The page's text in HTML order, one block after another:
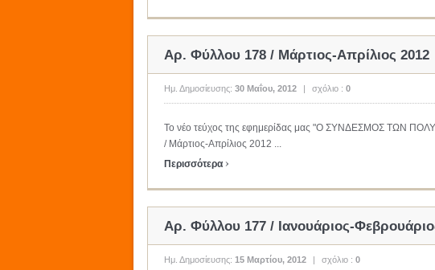
Αρ. Φύλλου 178 / Μάρτιος-Απρίλιος 2012
Ημ. Δημοσίευσης: 30 Μαΐου, 2012 | σχόλιο : 0
Το νέο τεύχος της εφημερίδας μας "Ο ΣΥΝΔΕΣΜΟΣ ΤΩΝ
/ Μάρτιος-Απρίλιος 2012 ...
Περισσότερα ›
Αρ. Φύλλου 177 / Ιανουάριος-
Ημ. Δημοσίευσης: 15 Μαρτίου, 2012 | σχόλιο : 0